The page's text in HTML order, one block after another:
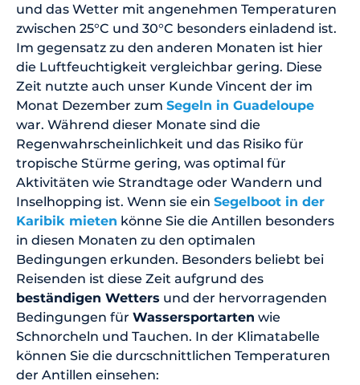
und das Wetter mit angenehmen Temperaturen
zwischen 25°C und 30°C besonders einladend ist.
Im gegensatz zu den anderen Monaten ist hier
die Luftfeuchtigkeit vergleichbar gering. Diese
Zeit nutzte auch unser Kunde Vincent der im
Monat Dezember zum Segeln in Guadeloupe
war. Während dieser Monate sind die
Regenwahrscheinlichkeit und das Risiko für
tropische Stürme gering, was optimal für
Aktivitäten wie Strandtage oder Wandern und
Inselhopping ist. Wenn sie ein Segelboot in der
Karibik mieten könne Sie die Antillen besonders
in diesen Monaten zu den optimalen
Bedingungen erkunden. Besonders beliebt bei
Reisenden ist diese Zeit aufgrund des
beständigen Wetters und der hervorragenden
Bedingungen für Wassersportarten wie
Schnorcheln und Tauchen. In der Klimatabelle
können Sie die durcschnittlichen Temperaturen
der Antillen einsehen: